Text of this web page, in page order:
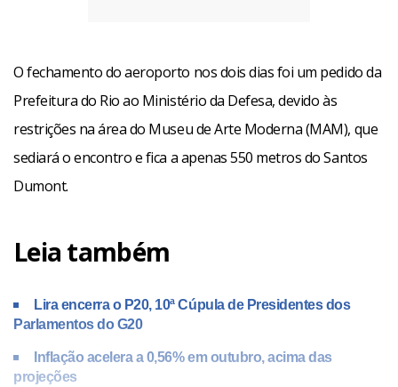
O fechamento do aeroporto nos dois dias foi um pedido da
Prefeitura do Rio ao Ministério da Defesa, devido às
restrições na área do Museu de Arte Moderna (MAM), que
sediará o encontro e fica a apenas 550 metros do Santos
Dumont.
Leia também
Lira encerra o P20, 10ª Cúpula de Presidentes dos
Parlamentos do G20
Inflação acelera a 0,56% em outubro, acima das
projeções